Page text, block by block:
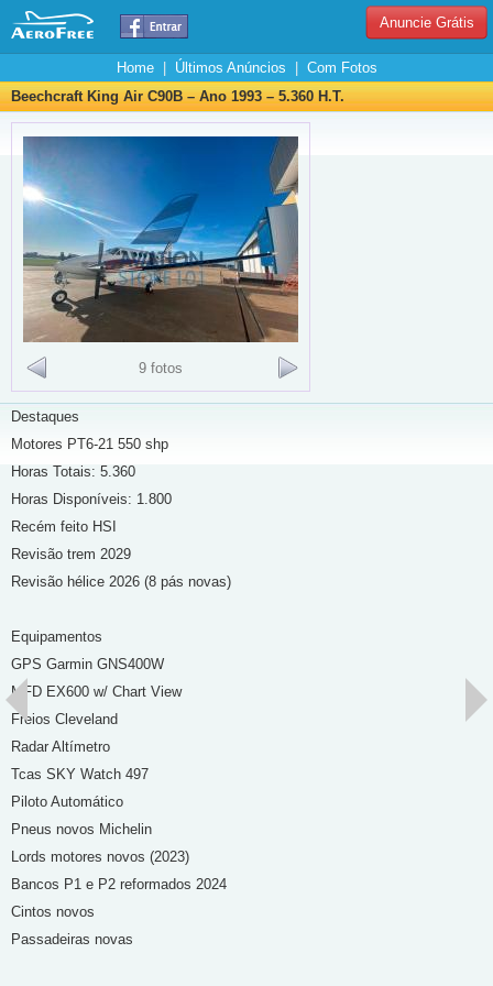
Anuncie Grátis
Home| Últimos Anúncios
Com Fotos
Beechcraft King Air C90B – Ano 1993 – 5.360 H.T.
9 fotos
Destaques
Motores PT6-21 550 shp
Horas Totais: 5.360
Horas Disponíveis: 1.800
Recém feito HSI
Revisão trem 2029
Revisão hélice 2026 (8 pás novas)
Equipamentos
GPS Garmin GNS400W
MFD EX600 w/ Chart View
Freios Cleveland
Radar Altímetro
Tcas SKY Watch 497
Piloto Automático
Pneus novos Michelin
Lords motores novos (2023)
Bancos P1 e P2 reformados 2024
Cintos novos
Passadeiras novas